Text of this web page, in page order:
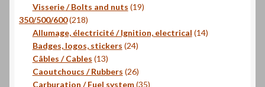
produits
Visserie / Bolts and nuts 1919
350/500/600 218218
produits
Allumage, électricité / Ignition, electrical 1414
Badges, logos, stickers 2424
Câbles / Cables 1313
produits
Caoutchoucs / Rubbers 2626
produits
Carburation / Fuel system 3535